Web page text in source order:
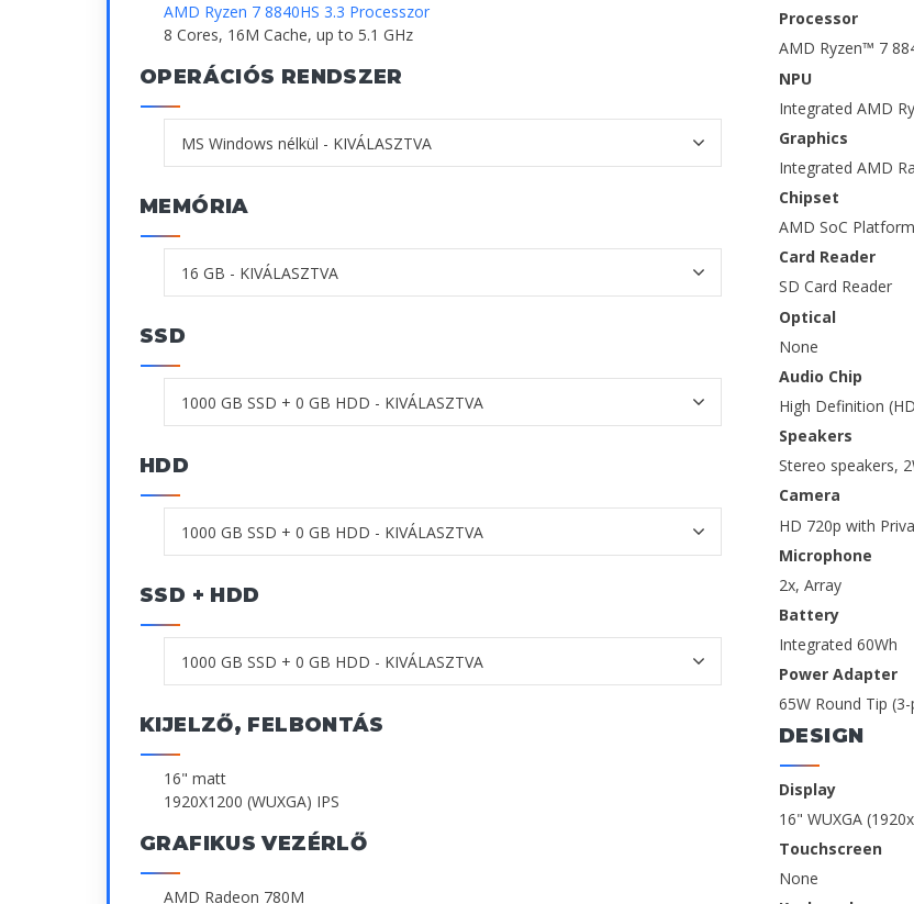
AMD Ryzen 7 8840HS 3.3 Processzor
8 Cores, 16M Cache, up to 5.1 GHz
OPERÁCIÓS RENDSZER
MEMÓRIA
SSD
HDD
SSD + HDD
KIJELZŐ, FELBONTÁS
16" matt
1920X1200 (WUXGA) IPS
GRAFIKUS VEZÉRLŐ
AMD Radeon 780M
Processor
AMD Ryzen™ 7
NPU
Integrated AMD
Graphics
Integrated AMD
Chipset
AMD SoC Platform
Card Reader
SD Card Reader
Optical
None
Audio Chip
High Definition
Speakers
Stereo speakers,
Camera
HD 720p with
Microphone
2x, Array
Battery
Integrated 60Wh
Power Adapter
65W Round Tip (3-
DESIGN
Display
16" WUXGA
Touchscreen
None